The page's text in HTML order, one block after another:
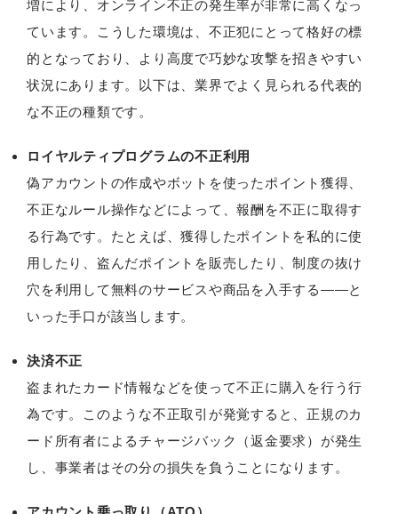
増により、オンライン不正の発生率が非常に高くなっ
ています。こうした環境は、不正犯にとって格好の標
的となっており、より高度で巧妙な攻撃を招きやすい
状況にあります。以下は、業界でよく見られる代表的
な不正の種類です。
ロイヤルティプログラムの不正利用
偽アカウントの作成やボットを使ったポイント獲得、
不正なルール操作などによって、報酬を不正に取得す
る行為です。たとえば、獲得したポイントを私的に使
用したり、盗んだポイントを販売したり、制度の抜け
穴を利用して無料のサービスや商品を入手する――と
いった手口が該当します。
決済不正
盗まれたカード情報などを使って不正に購入を行う行
為です。このような不正取引が発覚すると、正規のカ
ード所有者によるチャージバック（返金要求）が発生
し、事業者はその分の損失を負うことになります。